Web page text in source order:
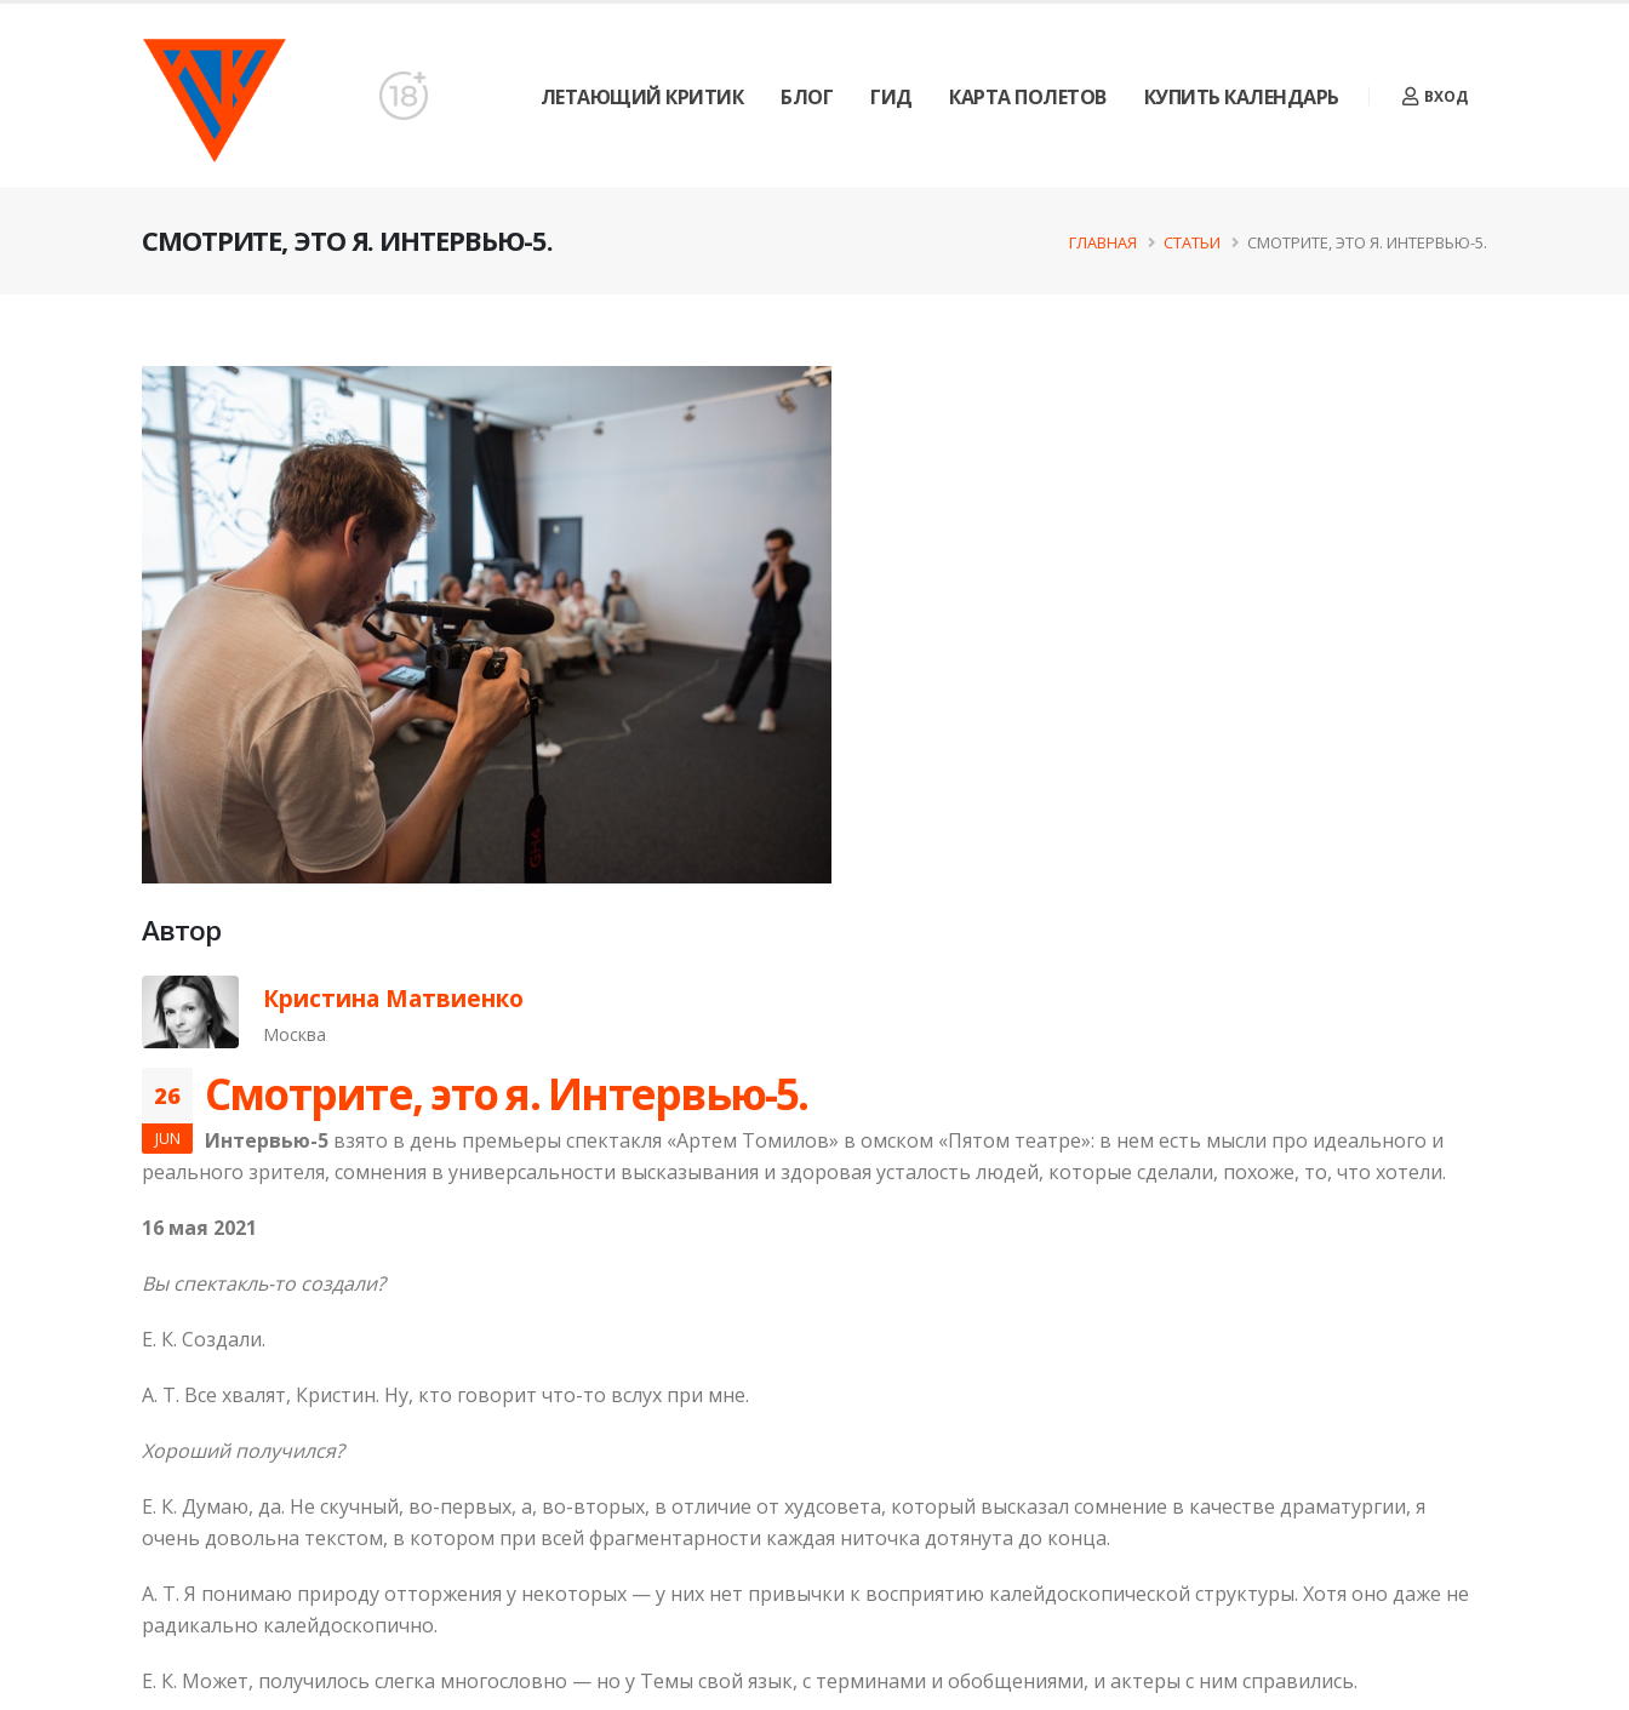
ЛЕТАЮЩИЙ КРИТИК БЛОГ ГИД КАРТА ПОЛЕТОВ КУПИТЬ КАЛЕНДАРЬ ВХОД
СМОТРИТЕ, ЭТО Я. ИНТЕРВЬЮ-5. ГЛАВНАЯ СТАТЬИ СМОТРИТЕ, ЭТО Я. ИНТЕРВЬЮ-5.
Автор
Кристина Матвиенко
Москва
26
JUN
Смотрите, это я. Интервью-5.
Интервью-5 взято в день премьеры спектакля «Артем Томилов» в омском «Пятом театре»: в нем есть мысли про идеального и
реального зрителя, сомнения в универсальности высказывания и здоровая усталость людей, которые сделали, похоже, то, что хотели.
16 мая 2021
Вы спектакль-то создали?
Е. К. Создали.
А. Т. Все хвалят, Кристин. Ну, кто говорит что-то вслух при мне.
Хороший получился?
Е. К. Думаю, да. Не скучный, во-первых, а, во-вторых, в отличие от худсовета, который высказал сомнение в качестве драматургии, я
очень довольна текстом, в котором при всей фрагментарности каждая ниточка дотянута до конца.
А. Т. Я понимаю природу отторжения у некоторых — у них нет привычки к восприятию калейдоскопической структуры. Хотя оно даже не
радикально калейдоскопично.
Е. К. Может, получилось слегка многословно — но у Темы свой язык, с терминами и обобщениями, и актеры с ним справились.